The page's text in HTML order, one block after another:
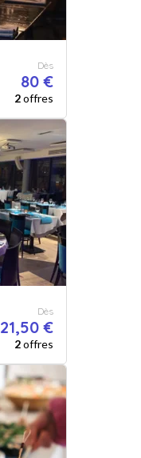
Dès
80 €
2offres
Dès
21,50 €
2offres